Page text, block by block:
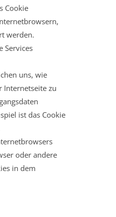
Cookie
werden.
Services
uns, wie
Internetseite zu
ist das Cookie
oder andere
in dem